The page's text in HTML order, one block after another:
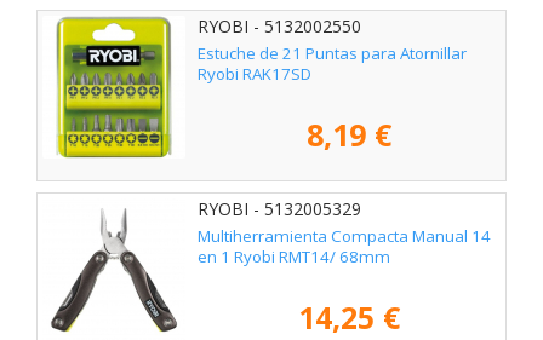
RYOBI - 5132002550
Estuche de 21 Puntas para Atornillar
Ryobi RAK17SD
8,19 €
RYOBI - 5132005329
Multiherramienta Compacta Manual 14
en 1 Ryobi RMT14/ 68mm
14,25 €